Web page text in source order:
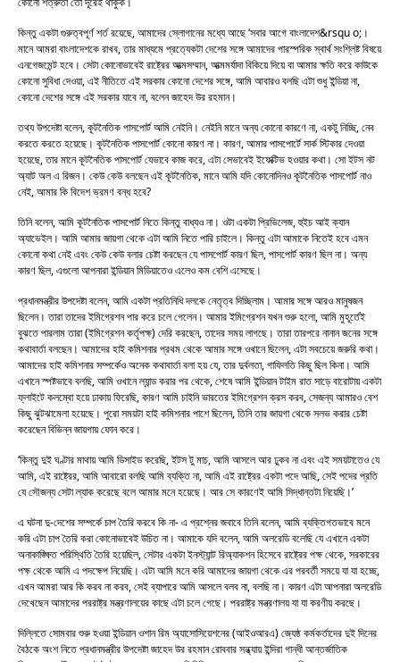
কিন্তু একটা গুরুত্বপূর্ণ শর্ত রয়েছে, আমাদের স্লোগানের মধ্যে আছে ‘সবার আগে বাংলাদেশ&rsqu o;।
মানে আমরা বাংলাদেশকে রাখব, তার মাধ্যমে প্রত্যেকটা দেশের সঙ্গে আমাদের পারস্পরিক স্বার্থ সংশ্লিষ্ট বিষয়ে
এনগেজমেন্ট হবে। সেটা কোনোভাবেই রাষ্ট্রের আত্মসম্মান, আত্মমর্যাদা বিকিয়ে দিয়ে বা আমার ক্ষতি করে কাউকে
কোনো সুবিধা দেওয়া, এই নীতিতে এই সরকার কোনো দেশের সঙ্গে, আমি আবারও বলছি এটা শুধু ইন্ডিয়া না,
কোনো দেশের সঙ্গে এই সরকার যাবে না, বলেন জাহেদ উর রহমান।
তথ্য উপদেষ্টা বলেন, কূটনৈতিক পাসপোর্ট আমি নেইনি। নেইনি মানে অন্য কোনো কারণে না, একটু নিচ্ছি, নেব
করতে করতে হয়েছে। কূটনৈতিক পাসপোর্ট কোনো কারণ না। কারণ, আমার পাসপোর্টে সার্ক স্টিকার দেওয়া
হয়েছে, তার মানে কূটনৈতিক পাসপোর্ট যেভাবে কাজ করে, এটা সেভাবেই ইফেক্টিভ হওয়ার কথা। সো ইটস নট
অ্যাট অল এ রিজন। কেউ কেউ বলছেন এই কূটনৈতিক, মানে আমি যদি কোনোদিনও কূটনৈতিক পাসপোর্ট নাও
নেই, আমার কি বিদেশ ভ্রমণ বন্ধ হবে?
তিনি বলেন, আমি কূটনৈতিক পাসপোর্ট নিতে কিন্তু বাধ্যও না। ওটা একটা প্রিভিলেজ, হুইচ আই ক্যান
অ্যাভেইল। আমি আমার জায়গা থেকে এটা আমি নিতে পারি চাইলে। কিন্তু এটা আমাকে নিতেই হবে এমন
কোনো কথা নেই এবং কেউ কেউ বলার চেষ্টা করছেন যে পাসপোর্ট কারণ ছিল, পাসপোর্ট কারণ ছিল না। অন্য
কারণ ছিল, এগুলো আপনারা ইন্ডিয়ান মিডিয়াতেও এলেও কম বেশি এসেছে।
প্রধানমন্ত্রীর উপদেষ্টা বলেন, আমি একটা প্রতিনিধি দলকে নেতৃত্ব দিচ্ছিলাম। আমার সঙ্গে আরও মানুষজন
ছিলেন। তারা তাদের ইমিগ্রেশন পার করে চলে গেলেন। আমার ইমিগ্রেশন যখন শুরু হলো, আমি মুহূর্তেই
বুঝতে পারলাম তারা (ইমিগ্রেশন কর্তৃপক্ষ) দেরি করছেন, তাদের সময় লাগছে। তারা তারপরে নানান জনের সঙ্গে
কথাবার্তা বলছেন। আমাদের হাই কমিশনার প্রথম থেকে আমার সঙ্গে ওখানে ছিলেন, এটা সবচেয়ে জরুরি কথা।
আমাদের হাই কমিশনার সম্পর্কেও অনেক কথাবার্তা বলা হয় যে, তার দুর্বলতা, গাফিলতি কিছু ছিল কিনা। আমি
এখানে স্পষ্টভাবে বলছি, আমি ওখানে ল্যান্ড করার পর থেকে, শেষে আমি ইন্ডিয়ান টাইম রাত সাড়ে বারোটায় একটা
ফ্লাইটে কলম্বো হয়ে ঢাকায় ফিরেছি, কারণ আমি চাইনি ভারতের ইমিগ্রেশন ক্রস করব, সেজন্য আমারও বেশ
কিছু ঝুটঝামেলা হয়েছে। পুরো সময়টা হাই কমিশনার পাশে ছিলেন, তিনি তার জায়গা থেকে সলভ করার চেষ্টা
করেছেন বিভিন্ন জায়গায় ফোন করে।
‘কিন্তু দুই ঘণ্টার মাথায় আমি ডিসাইড করেছি, ইটস টু মাচ, আমি আসলে আর ঢুকব না এবং এই সময়টাতেও যে
আমি, এই রাষ্ট্রের, আমি আবারো বলছি আমি ব্যক্তি না, আমি এই রাষ্ট্রের একটা পদে আছি, সেই পদের প্রতি
যে সৌজন্য সেটা ল্যাক করেছে বলে আমার মনে হয়েছে। আর সে কারণেই আমি সিদ্ধান্তটা নিয়েছি।’
এ ঘটনা দু-দেশের সম্পর্কে চাপ তৈরি করবে কি না- এ প্রশ্নের জবাবে তিনি বলেন, আমি ব্যক্তিগতভাবে মনে
করি এটা চাপ তৈরি করা কোনোভাবেই উচিত না। আমাকে যদি বলেন, আমি অলরেডি বলেছি যে এখানে একটা
অনাকাঙ্ক্ষিত পরিস্থিতি তৈরি হয়েছিল, সেটার একটা ইনস্ট্যান্ট রিঅ্যাকশন হিসেবে রাষ্ট্রের পক্ষ থেকে, সরকারের
পক্ষ থেকে আমি এ পদক্ষেপ নিয়েছি। এটা আমি মনে করি আমাদের জায়গা থেকে এর পরবর্তী সময়ে যা যা হচ্ছে,
এখন আমরা আর কি করব না করব, সেই ব্যাপারে আমি আসলে বলব না, বলছি না। কারণ এটা আপনারা অলরেডি
দেখেছেন আমাদের পররাষ্ট্র মন্ত্রণালয়ের কাছে এটা চলে গেছে। পররাষ্ট্র মন্ত্রণালয় যা যা করণীয় করছে।
দিল্লিতে সোমবার শুরু হওয়া ইন্ডিয়ান ওশান রিম অ্যাসোসিয়েশনের (আইওআরএ) জ্যেষ্ঠ কর্মকর্তাদের দুই দিনের
বৈঠকে অংশ নিতে প্রধানমন্ত্রীর উপদেষ্টা জাহেদ উর রহমান রোববার সন্ধ্যায় ইন্দিরা গান্ধী আন্তর্জাতিক